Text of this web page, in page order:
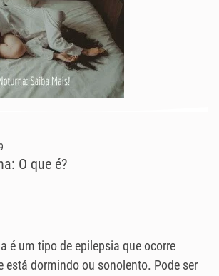
O que é?
é um tipo de epilepsia que ocorre
está dormindo ou sonolento. Pode ser